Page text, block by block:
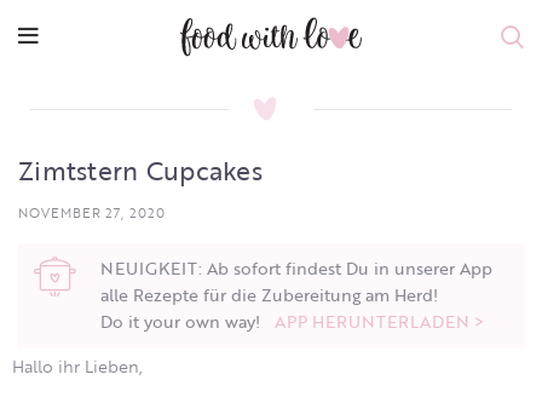
Zimtstern Cupcakes
NOVEMBER 27, 2020
NEUIGKEIT: Ab sofort findest Du in unserer App
alle Rezepte für die Zubereitung am Herd!
Do it your own way! APP HERUNTERLADEN >
Hallo ihr Lieben,